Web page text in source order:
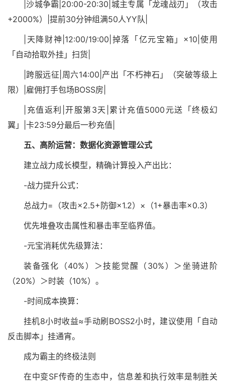
|沙城争霸|20:00-20:30|城主专属「龙魂战刃」（攻击
+2000%）|提前30分钟组满50人YY队|
|天降财神|12:00/19:00|掉落「亿元宝箱」×10|使用
「自动拾取外挂」扫货|
|跨服远征|周六14:00|产出「不朽神石」（突破等级上
限）|雇佣打手包场BOSS房|
|充值返利|开服第3天|累计充值5000元送「终极幻
翼」|卡23:59分最后一秒充值|
五、高阶运营：数据化资源管理公式
建立战力成长模型，精确计算投入产出比：
-战力提升公式：
总战力=（攻击×2.5+防御×1.2）×（1+暴击率×0.3）
优先堆叠攻击属性和暴击率至临界值。
-元宝消耗优先级算法：
装备强化（40%）＞技能觉醒（30%）＞坐骑进阶
（20%）＞时装（10%）。
-时间成本换算：
挂机8小时收益≈手动刷BOSS2小时，建议使用「自动
反击脚本」挂通宵。
成为霸主的终极法则
在中变SF传奇的生态中，信息差和执行效率是制胜关